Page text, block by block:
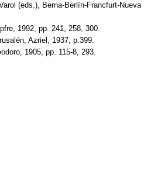
(eds.), Berna-Berlín-Francfurt-Nueva
1992, pp. 241, 258, 300.
Azriel, 1937, p.399.
1905, pp. 115-8, 293.